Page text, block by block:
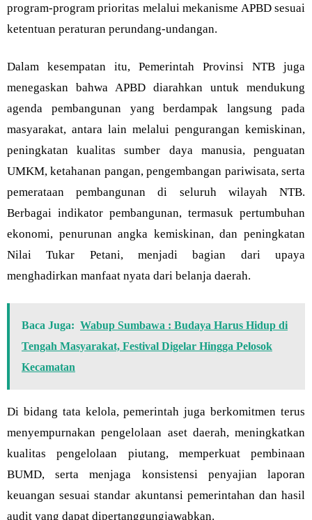
program-program prioritas melalui mekanisme APBD sesuai
ketentuan peraturan perundang-undangan.
Dalam kesempatan itu, Pemerintah Provinsi NTB juga
menegaskan bahwa APBD diarahkan untuk mendukung
agenda pembangunan yang berdampak langsung pada
masyarakat, antara lain melalui pengurangan kemiskinan,
peningkatan kualitas sumber daya manusia, penguatan
UMKM, ketahanan pangan, pengembangan pariwisata, serta
pemerataan pembangunan di seluruh wilayah NTB.
Berbagai indikator pembangunan, termasuk pertumbuhan
ekonomi, penurunan angka kemiskinan, dan peningkatan
Nilai Tukar Petani, menjadi bagian dari upaya
menghadirkan manfaat nyata dari belanja daerah.
Baca Juga: Wabup Sumbawa : Budaya Harus Hidup di
Tengah Masyarakat, Festival Digelar Hingga Pelosok
Kecamatan
Di bidang tata kelola, pemerintah juga berkomitmen terus
menyempurnakan pengelolaan aset daerah, meningkatkan
kualitas pengelolaan piutang, memperkuat pembinaan
BUMD, serta menjaga konsistensi penyajian laporan
keuangan sesuai standar akuntansi pemerintahan dan hasil
audit yang dapat dipertanggungjawabkan.